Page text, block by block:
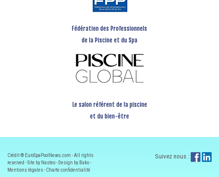
Fédération des Professionnels
de la Piscine et du Spa
Le salon référent de la piscine
et du bien-être
Crédit ® EuroSpaPoolNews.com - All rights
reserved - Site by Nasteo - Design by Bako -
Mentions légales-Charte confidentialité
Suivez nous :